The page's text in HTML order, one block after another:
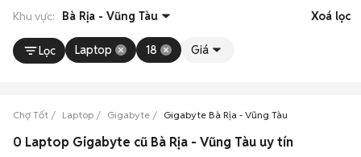
Khu vực: Bà Rịa - Vũng Tàu Xoá lọc
Lọc Laptop 18 Giá
Chợ Tốt Laptop Gigabyte Gigabyte Bà Rịa - Vũng Tàu
0 Laptop Gigabyte cũ Bà Rịa - Vũng Tàu uy tín